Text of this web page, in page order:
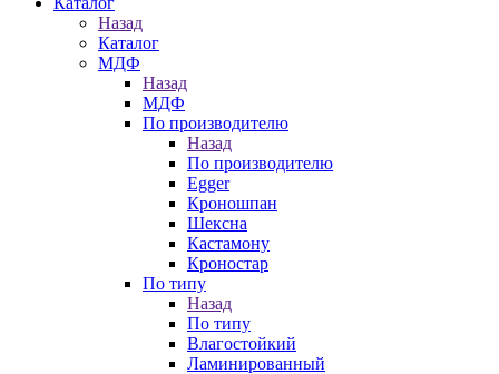
Назад
Каталог
МДФ
Назад
МДФ
По производителю
Назад
По производителю
Egger
Кроношпан
Шексна
Кастамону
Кроностар
По типу
Назад
По типу
Влагостойкий
Ламинированный